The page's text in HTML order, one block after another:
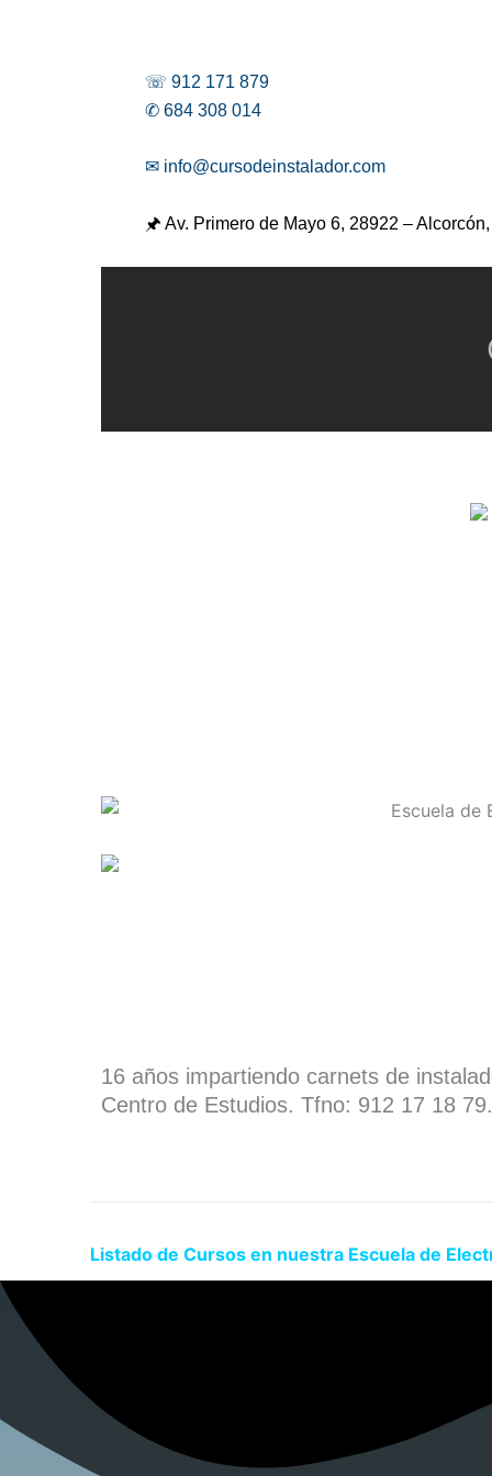
☏ 912 171 879
✆ 684 308 014
✉ info@cursodeinstalador.com
🖈 Av. Primero de Mayo 6, 28922 –
16 años impartiendo carnets de
Centro de Estudios. Tfno: 912 17 18 79.
Listado de Cursos en nuestra Escuela de